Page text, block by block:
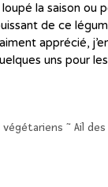
la saison ou
de ce
apprécié,
uns pour